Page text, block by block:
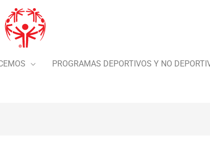
PROGRAMAS DEPORTIVOS Y NO